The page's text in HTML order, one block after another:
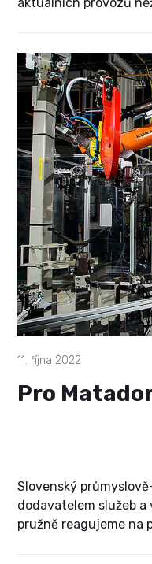
11. října 2022
Pro
Slovenský
dodavatelem služeb a
pružně reagujeme na